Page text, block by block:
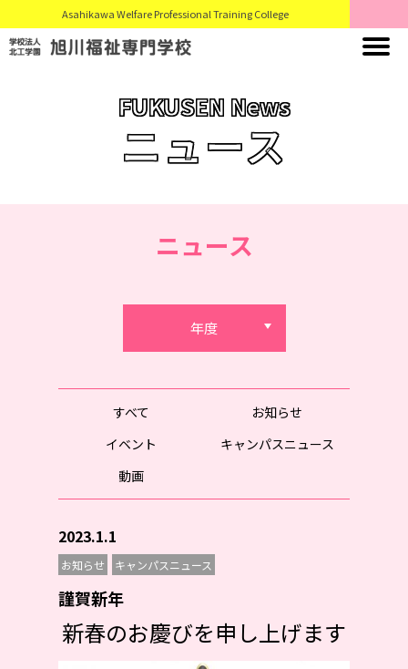
Asahikawa Welfare Professional Training College
FUKUSEN News
ニュース
ニュース
年度
すべて
お知らせ
イベント
キャンパスニュース
動画
2023.1.1
お知らせ キャンパスニュース
謹賀新年
新春のお慶びを申し上げます